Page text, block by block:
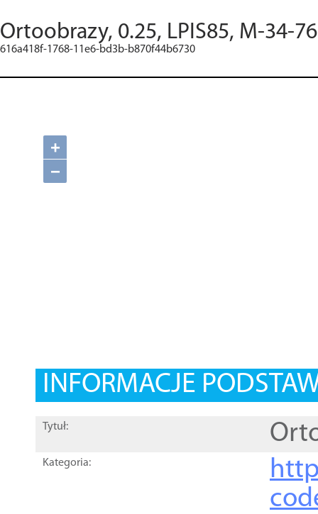
Ortoobrazy, 0.25, LPIS85, M-34-
616a418f-1768-11e6-bd3b-b870f44b6730
+
−
INFORMACJE
Tytuł:
Kategoria: